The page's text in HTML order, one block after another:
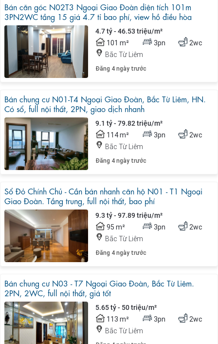
Bán căn góc N02T3 Ngoại Giao Đoàn diện tích 101m
3PN2WC tầng 15 giá 4.7 tỉ bao phí, view hồ điều hòa
4.7 tỷ - 46.53 triệu/m²
101 m²
3pn
2wc
Bắc Từ Liêm
Đăng 4 ngày trước
Bán chung cư N01-T4 Ngoại Giao Đoàn, Bắc Từ Liêm, HN.
Có sổ, full nội thất, 2PN, giao dịch nhanh
9.1 tỷ - 79.82 triệu/m²
114 m²
3pn
2wc
Bắc Từ Liêm
Đăng 4 ngày trước
Sổ Đỏ Chính Chủ - Cần bán nhanh căn hộ N01 - T1 Ngoại
Giao Đoàn. Tầng trung, full nội thất, bao phí
9.3 tỷ - 97.89 triệu/m²
95 m²
3pn
2wc
Bắc Từ Liêm
Đăng 4 ngày trước
Bán chung cư N03 - T7 Ngoại Giao Đoàn, Bắc Từ Liêm.
2PN, 2WC, full nội thất, giá tốt
5.65 tỷ - 50 triệu/m²
113 m²
3pn
2wc
Bắc Từ Liêm